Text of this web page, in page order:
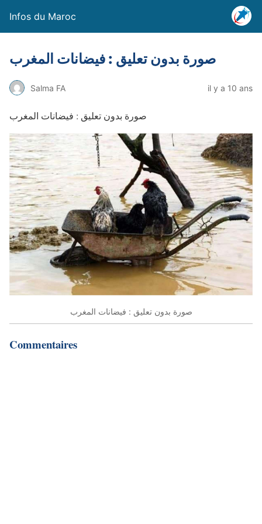
Infos du Maroc
صورة بدون تعليق : فيضانات المغرب
Salma FA il y a 10 ans
صورة بدون تعليق : فيضانات المغرب
صورة بدون تعليق : فيضانات المغرب
Commentaires